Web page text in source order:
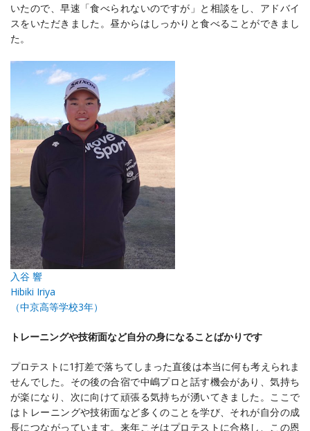
いたので、早速「食べられないのですが」と相談をし、アドバイ
スをいただきました。昼からはしっかりと食べることができまし
た。
入谷 響
Hibiki Iriya
（中京高等学校3年）
トレーニングや技術面など自分の身になることばかりです
プロテストに1打差で落ちてしまった直後は本当に何も考えられま
せんでした。その後の合宿で中嶋プロと話す機会があり、気持ち
が楽になり、次に向けて頑張る気持ちが湧いてきました。ここで
はトレーニングや技術面など多くのことを学び、それが自分の成
長につながっています。来年こそはプロテストに合格し、この恩